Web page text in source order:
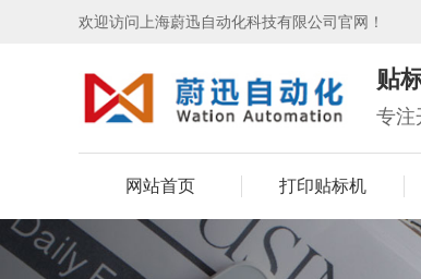
欢迎访问上海蔚迅自动化科技有限公司官网！
贴
专注
网站首页 打印贴标机